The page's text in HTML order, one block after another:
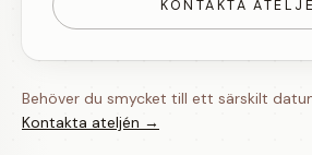
KONTAKTA
Behöver du smycket till ett särskilt
Kontakta ateljén →